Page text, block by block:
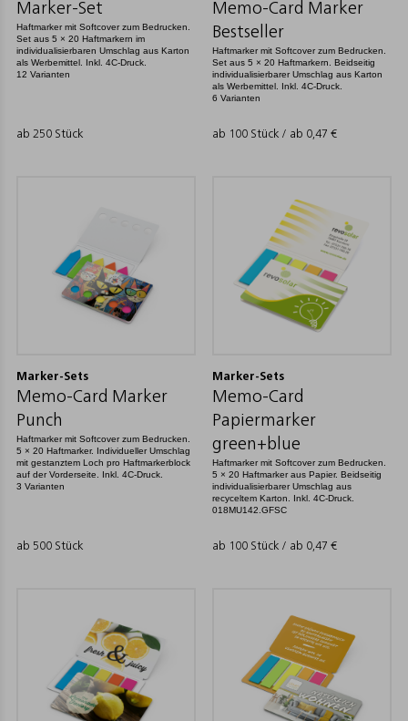
Marker-Set
Haftmarker mit Softcover zum Bedrucken.
Set aus 5 × 20 Haftmarkern im
individualisierbaren Umschlag aus Karton
als Werbemittel. Inkl. 4C-Druck.
12 Varianten
ab 250 Stück
Memo-Card Marker
Bestseller
Haftmarker mit Softcover zum Bedrucken.
Set aus 5 × 20 Haftmarkern. Beidseitig
individualisierbarer Umschlag aus Karton
als Werbemittel. Inkl. 4C-Druck.
6 Varianten
ab 100 Stück / ab 0,47 €
Marker-Sets
Memo-Card Marker
Punch
Haftmarker mit Softcover zum Bedrucken.
5 × 20 Haftmarker. Individueller Umschlag
mit gestanztem Loch pro Haftmarkerblock
auf der Vorderseite. Inkl. 4C-Druck.
3 Varianten
ab 500 Stück
Marker-Sets
Memo-Card
Papiermarker
green+blue
Haftmarker mit Softcover zum Bedrucken.
5 × 20 Haftmarker aus Papier. Beidseitig
individualisierbarer Umschlag aus
recyceltem Karton. Inkl. 4C-Druck.
018MU142.GFSC
ab 100 Stück / ab 0,47 €